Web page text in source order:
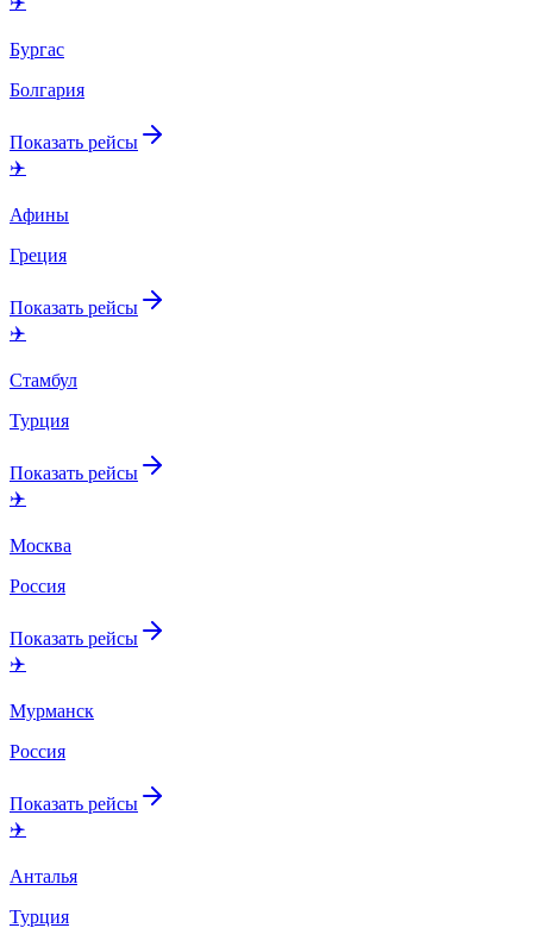
Бургас
Болгария
Показать рейсы
✈️
Афины
Греция
Показать рейсы
✈️
Стамбул
Турция
Показать рейсы
✈️
Москва
Россия
Показать рейсы
✈️
Мурманск
Россия
Показать рейсы
✈️
Анталья
Турция